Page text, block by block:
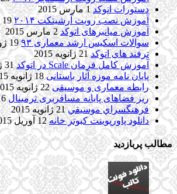
دستورات اتوکد 1 مارس 2015
آموزش نصب رویت آرشیتکت ۲۰۱۴
19 ژانویه 2015
آموزش میانبرهای اتوکد 2 مارس 2015
سوالات اسکیس ارشد معماری ۹۳
19 ژوئن 2015
ترفند های اتوکد 21 ژانویه 2015
آموزش کامل فرمان Scale در اتوکد
31 ژانویه 2016
پایان نامه موزه آثار باستانی 18 ژانویه 2015
رابطه معماری و موسیقی 22 ژانویه 2015
ریز فضاهای پایانه مسافربری ترمینال 6 آوریل 2015
فرهنگسراي موسيقي 21 ژانویه 2015
دانلود پاورپوینت کبوتر خانه 12 آوریل 2015
مطالب پربازدید